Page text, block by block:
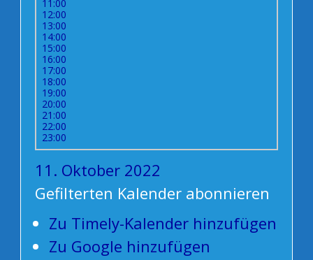
11:00
12:00
13:00
14:00
15:00
16:00
17:00
18:00
19:00
20:00
21:00
22:00
23:00
11. Oktober 2022
Gefilterten Kalender abonnieren
Zu Timely-Kalender hinzufügen
Zu Google hinzufügen